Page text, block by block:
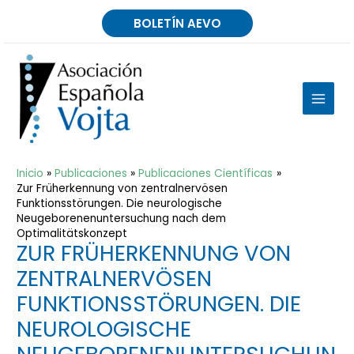
BOLETÍN AEVO
MAIN
Inicio Publicaciones
Publicaciones Científicas
Zur Früherkennung von zentralnervösen
Funktionsstörungen. Die neurologische
Neugeborenenuntersuchung nach dem
Optimalitätskonzept
ZUR FRÜHERKENNUNG VON
ZENTRALNERVÖSEN
FUNKTIONSSTÖRUNGEN. DIE
NEUROLOGISCHE